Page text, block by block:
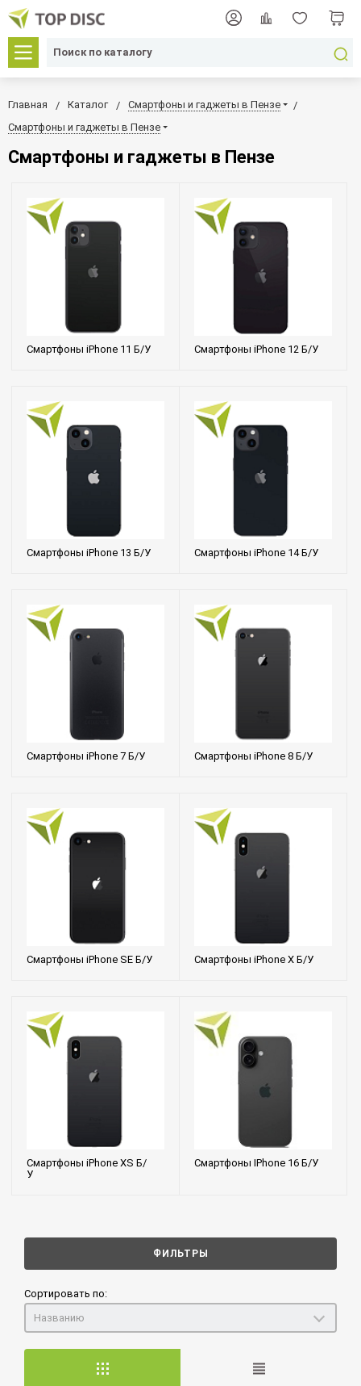
Главная Каталог
Смартфоны и гаджеты в Пензе
Смартфоны и гаджеты в Пензе
Смартфоны и гаджеты в Пензе
Смартфоны iPhone 11 Б/У Смартфоны iPhone 12 Б/У
Смартфоны iPhone 13 Б/У Смартфоны iPhone 14 Б/У
Смартфоны iPhone 7 Б/У Смартфоны iPhone 8 Б/У
Смартфоны iPhone SE Б/У Смартфоны iPhone X Б/У
Смартфоны iPhone XS Б/
У
Смартфоны IPhone 16 Б/У
ФИЛЬТРЫ
Сортировать по:
Названию